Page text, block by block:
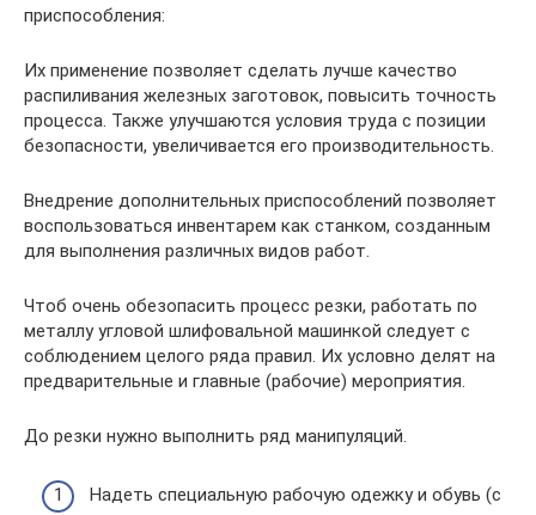
приспособления:
Их применение позволяет сделать лучше качество
распиливания железных заготовок, повысить точность
процесса. Также улучшаются условия труда с позиции
безопасности, увеличивается его производительность.
Внедрение дополнительных приспособлений позволяет
воспользоваться инвентарем как станком, созданным
для выполнения различных видов работ.
Чтоб очень обезопасить процесс резки, работать по
металлу угловой шлифовальной машинкой следует с
соблюдением целого ряда правил. Их условно делят на
предварительные и главные (рабочие) мероприятия.
До резки нужно выполнить ряд манипуляций.
Надеть специальную рабочую одежку и обувь (с